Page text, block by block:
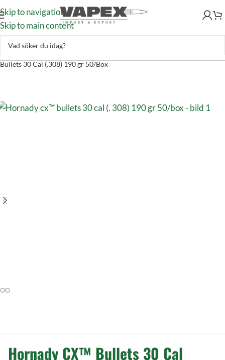
Skip to navigation
Skip to main content
Handladdning–Laddkomponenter–Gevärskulor–Hornady CX™
Bullets 30 Cal (.308) 190 gr 50/Box
Hornady CX™ Bullets 30 Cal